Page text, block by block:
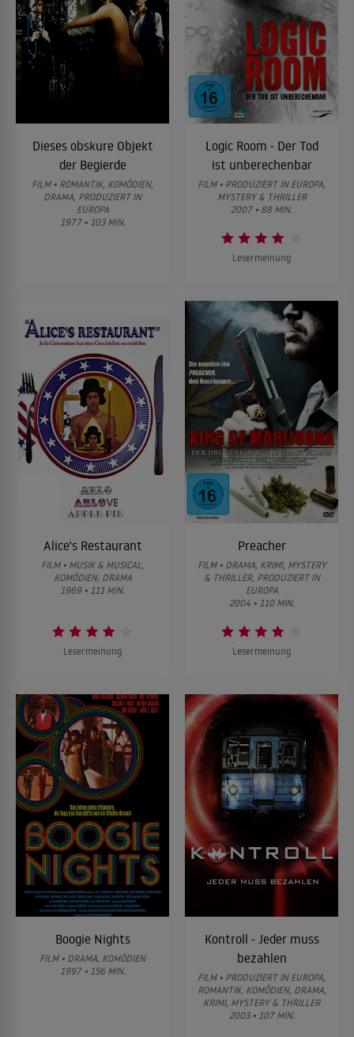
Dieses obskure Objekt
der Begierde
FILM • ROMANTIK, KOMÖDIEN,
DRAMA, PRODUZIERT IN
EUROPA
1977 • 103 MIN.
Logic Room - Der Tod
ist unberechenbar
FILM • PRODUZIERT IN EUROPA,
MYSTERY & THRILLER
2007 • 88 MIN.
Lesermeinung
Alice's Restaurant
FILM • MUSIK & MUSICAL,
KOMÖDIEN, DRAMA
1969 • 111 MIN.
Lesermeinung
Preacher
FILM • DRAMA, KRIMI, MYSTERY
& THRILLER, PRODUZIERT IN
EUROPA
2004 • 110 MIN.
Lesermeinung
Boogie Nights
FILM • DRAMA, KOMÖDIEN
1997 • 156 MIN.
Kontroll - Jeder muss
bezahlen
FILM • PRODUZIERT IN EUROPA,
ROMANTIK, KOMÖDIEN, DRAMA,
KRIMI, MYSTERY & THRILLER
2003 • 107 MIN.